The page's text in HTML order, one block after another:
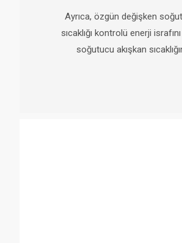
Ayrıca, özgün değişken
sıcaklığı kontrolü enerji
soğutucu akışkan